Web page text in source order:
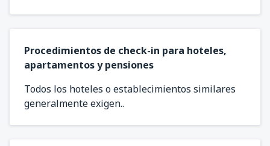
Procedimientos de check-in para hoteles,
apartamentos y pensiones
Todos los hoteles o establecimientos similares
generalmente exigen..